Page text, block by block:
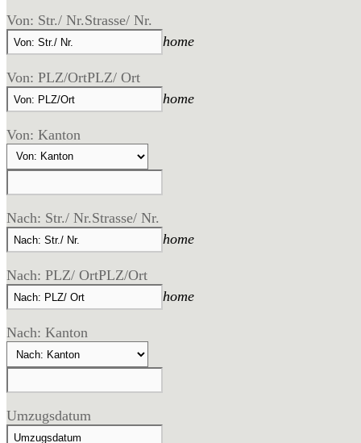
Von: Str./ Nr.Strasse/ Nr.
home
Von: PLZ/OrtPLZ/ Ort
home
Von: Kanton
Nach: Str./ Nr.Strasse/ Nr.
home
Nach: PLZ/ OrtPLZ/Ort
home
Nach: Kanton
Umzugsdatum